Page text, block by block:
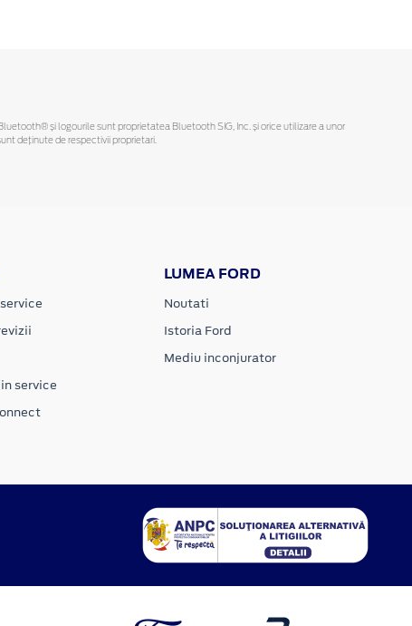
și logourile sunt proprietatea Bluetooth SIG, Inc. și orice utilizare a unor
deținute de respectivii proprietari.
service
LUMEA FORD
Noutati
Istoria Ford
Mediu inconjurator